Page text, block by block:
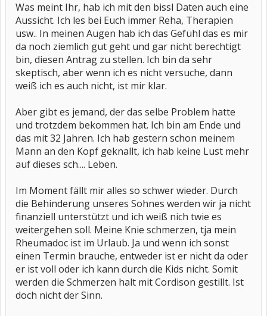
Was meint Ihr, hab ich mit den bissl Daten auch eine
Aussicht. Ich les bei Euch immer Reha, Therapien
usw.. In meinen Augen hab ich das Gefühl das es mir
da noch ziemlich gut geht und gar nicht berechtigt
bin, diesen Antrag zu stellen. Ich bin da sehr
skeptisch, aber wenn ich es nicht versuche, dann
weiß ich es auch nicht, ist mir klar.
Aber gibt es jemand, der das selbe Problem hatte
und trotzdem bekommen hat. Ich bin am Ende und
das mit 32 Jahren. Ich hab gestern schon meinem
Mann an den Kopf geknallt, ich hab keine Lust mehr
auf dieses sch.... Leben.
Im Moment fällt mir alles so schwer wieder. Durch
die Behinderung unseres Sohnes werden wir ja nicht
finanziell unterstützt und ich weiß nich twie es
weitergehen soll. Meine Knie schmerzen, tja mein
Rheumadoc ist im Urlaub. Ja und wenn ich sonst
einen Termin brauche, entweder ist er nicht da oder
er ist voll oder ich kann durch die Kids nicht. Somit
werden die Schmerzen halt mit Cordison gestillt. Ist
doch nicht der Sinn.